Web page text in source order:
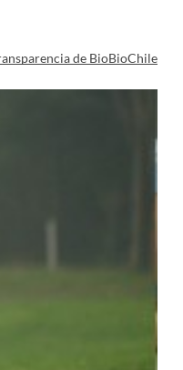
de BioBioChile